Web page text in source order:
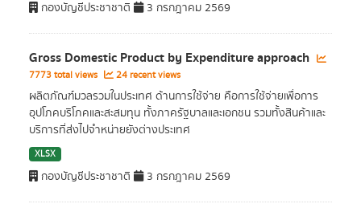
กองบัญชีประชาชาติ 3 กรกฎาคม 2569
Gross Domestic Product by Expenditure approach
7773 total views 24 recent views
ผลิตภัณฑ์มวลรวมในประเทศ ด้านการใช้จ่าย คือการใช้จ่ายเพื่อการ
อุปโภคบริโภคและสะสมทุน ทั้งภาครัฐบาลและเอกชน รวมทั้งสินค้าและ
บริการที่ส่งไปจำหน่ายยังต่างประเทศ
XLSX
กองบัญชีประชาชาติ 3 กรกฎาคม 2569